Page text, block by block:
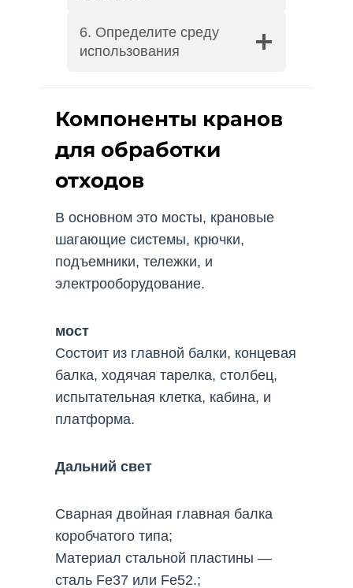
6. Определите среду
использования
Компоненты кранов
для обработки
отходов
В основном это мосты, крановые
шагающие системы, крючки,
подъемники, тележки, и
электрооборудование.
мост
Состоит из главной балки, концевая
балка, ходячая тарелка, столбец,
испытательная клетка, кабина, и
платформа.
Дальний свет
Сварная двойная главная балка
коробчатого типа;
Материал стальной пластины —
сталь Fe37 или Fe52.;